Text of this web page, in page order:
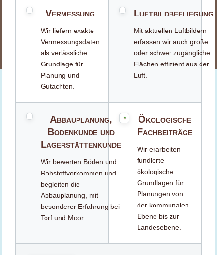
Vermessung
Wir liefern exakte
Vermessungsdaten
als verlässliche
Grundlage für
Planung und
Gutachten.
Luftbildbefliegung
Mit aktuellen Luftbildern
erfassen wir auch große
oder schwer zugängliche
Flächen effizient aus der
Luft.
Abbauplanung,
Bodenkunde und
Lagerstättenkunde
Wir bewerten Böden und
Rohstoffvorkommen und
begleiten die
Abbauplanung, mit
besonderer Erfahrung bei
Torf und Moor.
Ökologische
Fachbeiträge
Wir erarbeiten
fundierte
ökologische
Grundlagen für
Planungen von
der kommunalen
Ebene bis zur
Landesebene.